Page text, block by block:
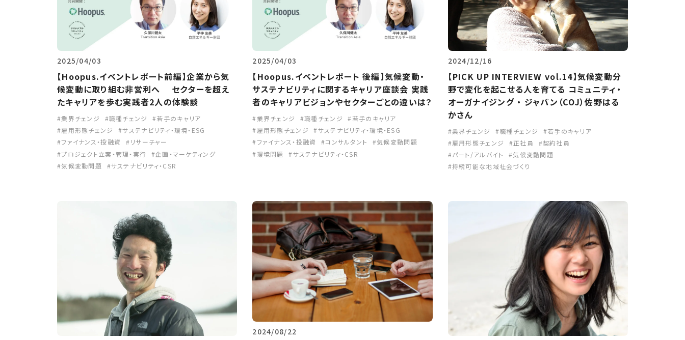
2025/04/03
【Hoopus.イベントレポート前編】企業から気
候変動に取り組む非営利へ セクターを超え
たキャリアを歩む実践者2人の体験談
業界チェンジ 職種チェンジ
若手のキャリア
雇用形態チェンジ
サステナビリティ・環境・ESG
ファイナンス・投融資
リサーチャー
プロジェクト立案・管理・実行
企画・マーケティング
気候変動問題
サステナビリティ・CSR
2025/04/03
【Hoopus.イベントレポート 後編】気候変動・
サステナビリティに関するキャリア座談会 実践
者のキャリアビジョンやセクターごとの違いは？
業界チェンジ 職種チェンジ
若手のキャリア
雇用形態チェンジ
サステナビリティ・環境・ESG
ファイナンス・投融資
コンサルタント
気候変動問題
環境問題
サステナビリティ・CSR
2024/12/16
【PICK UP INTERVIEW vol.14】気候変動分
野で変化を起こせる人を育てる コミュニティ・
オーガナイジング ・ ジャパン（COJ）佐野はる
かさん
業界チェンジ 職種チェンジ
若手のキャリア
雇用形態チェンジ
正社員
契約社員
パート/アルバイト
気候変動問題
持続可能な地域社会づくり
2024/08/22